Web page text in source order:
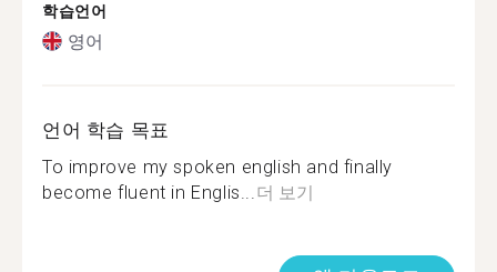
학습언어
영어
언어 학습 목표
To improve my spoken english and finally
become fluent in Englis... 더 보기